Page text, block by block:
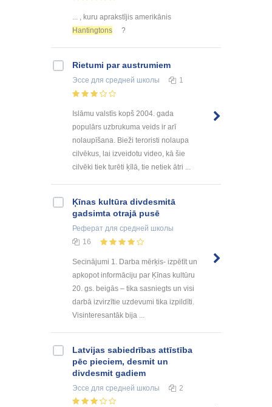
... , kuru aprakstījis amerikānis
Hantingtons
?
Rietumi par austrumiem
Эссе для средней школы 1
Islāmu valstīs kopš 2004. gada
populārs uzbrukuma veids ir arī
nolaupīšana. Bieži teroristi nolaupa
cilvēkus, lai izveidotu video, kā šie
cilvēki tiek turēti ķīlā, tie netiek ātri ...
Ķīnas kultūra divdesmitā
gadsimta otrajā pusē
Реферат для средней школы
16
Secinājumi 1. Darba mērķis- izpētīt un
apkopot informāciju par Ķīnas kultūru
20. gs. beigās – tika sasniegts un visi
darbā izvirzītie uzdevumi tika izpildīti.
Visinteresantāk bija ...
Latvijas sabiedrības attīstība
pēc pieciem, desmit un
divdesmit gadiem
Эссе для средней школы 2